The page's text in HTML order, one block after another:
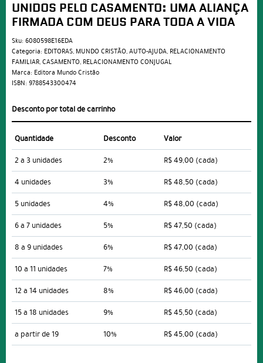
UNIDOS PELO CASAMENTO: UMA ALIANÇA
FIRMADA COM DEUS PARA TODA A VIDA
Sku: 6080598E16EDA
Categoria: EDITORAS, MUNDO CRISTÃO,AUTO-AJUDA, RELACIONAMENTO
FAMILIAR,CASAMENTO, RELACIONAMENTO CONJUGAL
Marca: Editora Mundo Cristão
ISBN: 9788543300474
Desconto por total de carrinho
Quantidade Desconto
Valor
2 a 3 unidades
2% R$ 49,00 (cada)
4 unidades
3% R$ 48,50 (cada)
5 unidades
4% R$ 48,00 (cada)
6 a 7 unidades
5% R$ 47,50 (cada)
8 a 9 unidades
6% R$ 47,00 (cada)
10 a 11 unidades
7% R$ 46,50 (cada)
12 a 14 unidades
8% R$ 46,00 (cada)
15 a 18 unidades
9% R$ 45,50 (cada)
a partir de 19
10% R$ 45,00 (cada)